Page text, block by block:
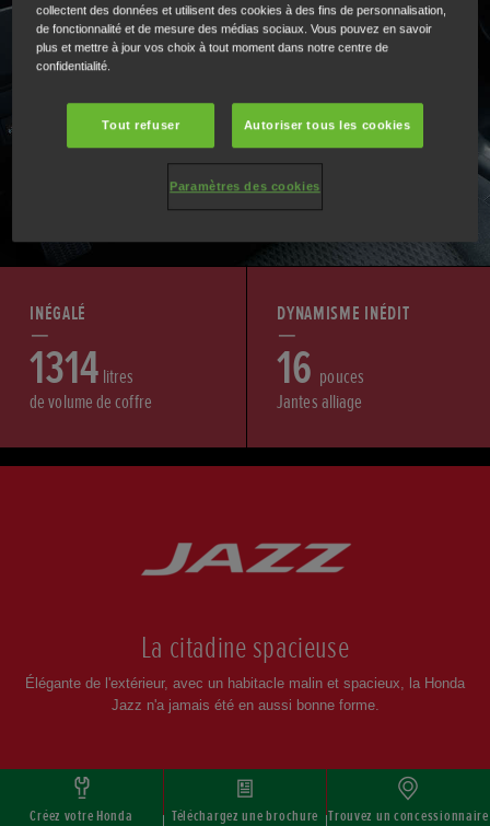
INÉGALÉ
1314 litres
de volume de coffre
DYNAMISME INÉDIT
16 pouces
Jantes alliage
La citadine spacieuse
Élégante de l'extérieur, avec un habitacle malin et spacieux, la Honda
Jazz n'a jamais été en aussi bonne forme.
Créez votre Honda Téléchargez une brochure Trouvez un concessionnaire
collectent des données et utilisent des cookies à des fins de personnalisation,
de fonctionnalité et de mesure des médias sociaux. Vous pouvez en savoir
plus et mettre à jour vos choix à tout moment dans notre centre de
confidentialité.
Tout refuser Autoriser tous les cookies
Paramètres des cookies